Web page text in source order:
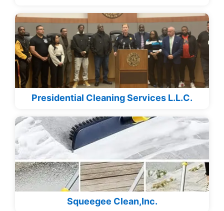
Presidential Cleaning Services L.L.C.
Squeegee Clean,Inc.